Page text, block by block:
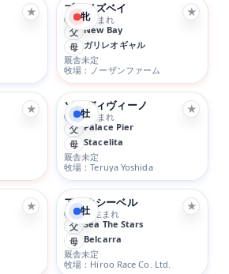
★ 牝 ★
ブレイズベイ
牝 3/7生まれ
父 New Bay
母 ガリレオギャル
厩舎未定
牧場：ノーザンファーム
★ 牡 ★
ソルディヴィーノ
牡 5/8生まれ
父 Palace Pier
母 Stacelita
厩舎未定
牧場：Teruya Yoshida
★ 牡 ★
アークシーベル
牡 2/17生まれ
父 Sea The Stars
母 Belcarra
厩舎未定
牧場：Hiroo Race Co. Ltd.